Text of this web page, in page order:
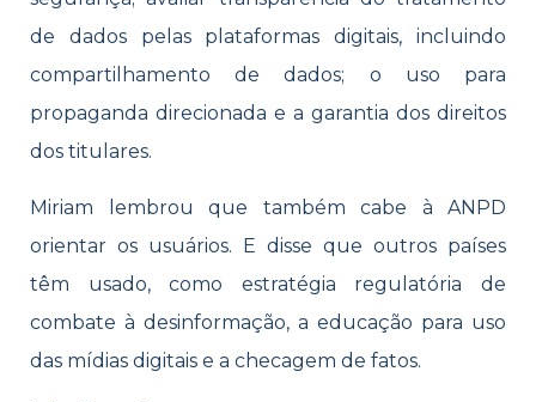
de dados pelas plataformas digitais, incluindo
compartilhamento de dados; o uso para
propaganda direcionada e a garantia dos direitos
dos titulares.
Miriam lembrou que também cabe à ANPD
orientar os usuários. E disse que outros países
têm usado, como estratégia regulatória de
combate à desinformação, a educação para uso
das mídias digitais e a checagem de fatos.